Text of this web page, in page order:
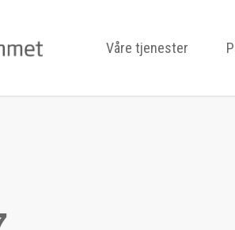
Våre tjenester